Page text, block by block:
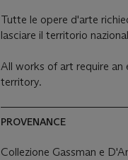
Tutte le opere d'arte
lasciare il territorio
All works of art require
territory.
PROVENANCE
Collezione Gassman e